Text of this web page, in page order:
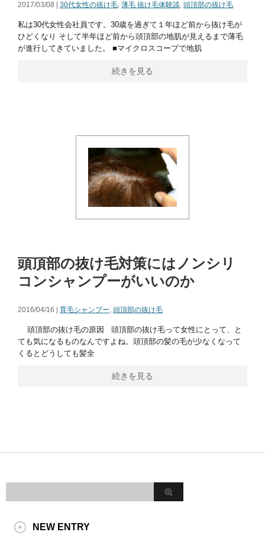
2017/03/08 | 30代女性の抜け毛, 薄毛 抜け毛体験談, 頭頂部の抜け毛
私は30代女性会社員です。30歳を過ぎて１年ほど前から抜け毛が
ひどくなり そして半年ほど前から頭頂部の地肌が見えるまで薄毛
が進行してきていました。 ■マイクロスコープで地肌
続きを見る
頭頂部の抜け毛対策にはノンシリ
コンシャンプーがいいのか
2016/04/16 | 育毛シャンプー, 頭頂部の抜け毛
頭頂部の抜け毛の原因 頭頂部の抜け毛って女性にとって、と
ても気になるものなんですよね。頭頂部の髪の毛が少なくなって
くるとどうしても髪全
続きを見る
NEW ENTRY